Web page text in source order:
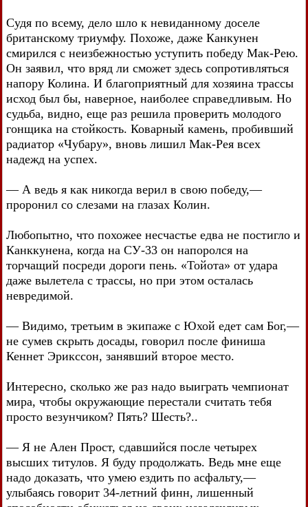
Судя по всему, дело шло к невиданному доселе
британскому триумфу. Похоже, даже Канкунен
смирился с неизбежностью уступить победу Мак-Рею.
Он заявил, что вряд ли сможет здесь сопротивляться
напору Колина. И благоприятный для хозяина трассы
исход был бы, наверное, наиболее справедливым. Но
судьба, видно, еще раз решила проверить молодого
гонщика на стойкость. Коварный камень, пробивший
радиатор «Чубару», вновь лишил Мак-Рея всех
надежд на успех.
— А ведь я как никогда верил в свою победу,—
проронил со слезами на глазах Колин.
Любопытно, что похожее несчастье едва не постигло и
Канккунена, когда на СУ-33 он напоролся на
торчащий посреди дороги пень. «Тойота» от удара
даже вылетела с трассы, но при этом осталась
невредимой.
— Видимо, третьим в экипаже с Юхой едет сам Бог,—
не сумев скрыть досады, говорил после финиша
Кеннет Эрикссон, занявший второе место.
Интересно, сколько же раз надо выиграть чемпионат
мира, чтобы окружающие перестали считать тебя
просто везунчиком? Пять? Шесть?..
— Я не Ален Прост, сдавшийся после четырех
высших титулов. Я буду продолжать. Ведь мне еще
надо доказать, что умею ездить по асфальту,—
улыбаясь говорит 34-летний финн, лишенный